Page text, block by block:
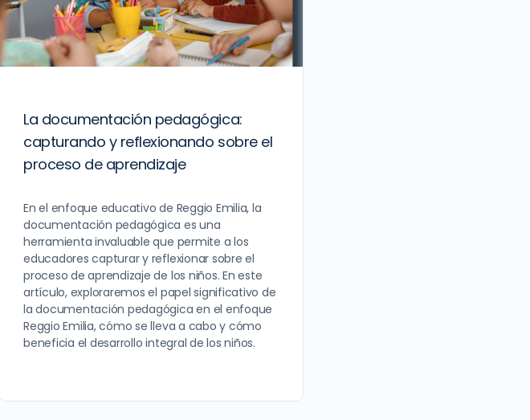
La documentación pedagógica:
capturando y reflexionando sobre el
proceso de aprendizaje
En el enfoque educativo de Reggio Emilia, la
documentación pedagógica es una
herramienta invaluable que permite a los
educadores capturar y reflexionar sobre el
proceso de aprendizaje de los niños. En este
artículo, exploraremos el papel significativo de
la documentación pedagógica en el enfoque
Reggio Emilia, cómo se lleva a cabo y cómo
beneficia el desarrollo integral de los niños.